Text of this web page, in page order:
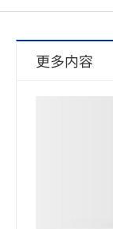
更多内容